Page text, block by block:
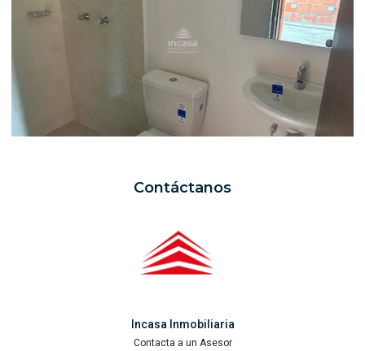
Contáctanos
Incasa Inmobiliaria
Contacta a un Asesor